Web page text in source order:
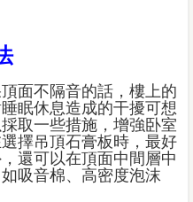
面不隔音的話，樓上的
眠休息造成的干擾可想
取一些措施，增強卧室
擇吊頂石膏板時，最好
還可以在頂面中間層中
吸音棉、高密度泡沫